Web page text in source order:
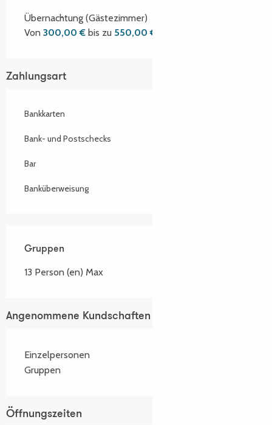
Übernachtung (Gästezimmer)
Von 300,00 € bis zu 550,00 €
Zahlungsart
Bankkarten
Bank- und Postschecks
Bar
Banküberweisung
Gruppen
Gruppen
13 Person (en) Max
Angenommene Kundschaften
Einzelpersonen
Gruppen
Öffnungszeiten